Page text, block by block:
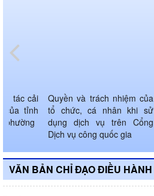
tác cải
của tỉnh
phường
Quyền và trách nhiệm của
tổ chức, cá nhân khi sử
dụng dịch vụ trên Cổng
Dịch vụ công quốc gia
VĂN BẢN CHỈ ĐẠO ĐIỀU HÀNH